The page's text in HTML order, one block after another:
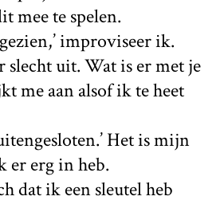
mee te spelen.
improviseer ik.
slecht uit. Wat is er met je
me aan alsof ik te heet
Het is mijn
erg in heb.
dat ik een sleutel heb